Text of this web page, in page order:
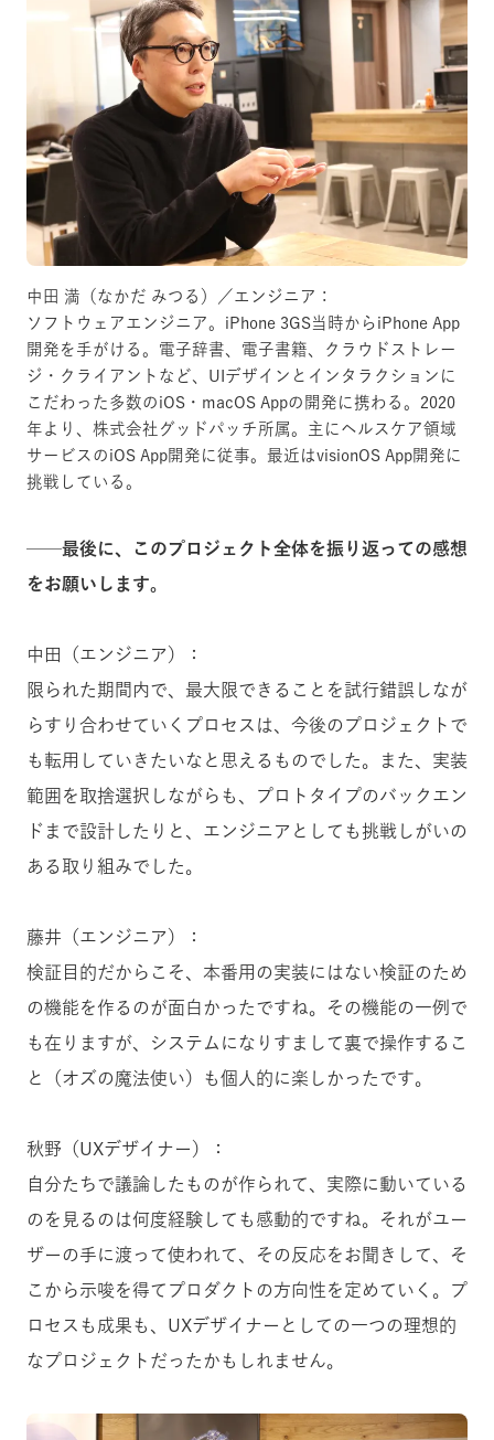
中田 満（なかだ みつる）／エンジニア：
ソフトウェアエンジニア。iPhone 3GS当時からiPhone App
開発を手がける。電子辞書、電子書籍、クラウドストレー
ジ・クライアントなど、UIデザインとインタラクションに
こだわった多数のiOS・macOS Appの開発に携わる。2020
年より、株式会社グッドパッチ所属。主にヘルスケア領域
サービスのiOS App開発に従事。最近はvisionOS App開発に
挑戦している。
──最後に、このプロジェクト全体を振り返っての感想
をお願いします。
中田（エンジニア）：
限られた期間内で、最大限できることを試行錯誤しなが
らすり合わせていくプロセスは、今後のプロジェクトで
も転用していきたいなと思えるものでした。また、実装
範囲を取捨選択しながらも、プロトタイプのバックエン
ドまで設計したりと、エンジニアとしても挑戦しがいの
ある取り組みでした。
藤井（エンジニア）：
検証目的だからこそ、本番用の実装にはない検証のため
の機能を作るのが面白かったですね。その機能の一例で
も在りますが、システムになりすまして裏で操作するこ
と（オズの魔法使い）も個人的に楽しかったです。
秋野（UXデザイナー）：
自分たちで議論したものが作られて、実際に動いている
のを見るのは何度経験しても感動的ですね。それがユー
ザーの手に渡って使われて、その反応をお聞きして、そ
こから示唆を得てプロダクトの方向性を定めていく。プ
ロセスも成果も、UXデザイナーとしての一つの理想的
なプロジェクトだったかもしれません。